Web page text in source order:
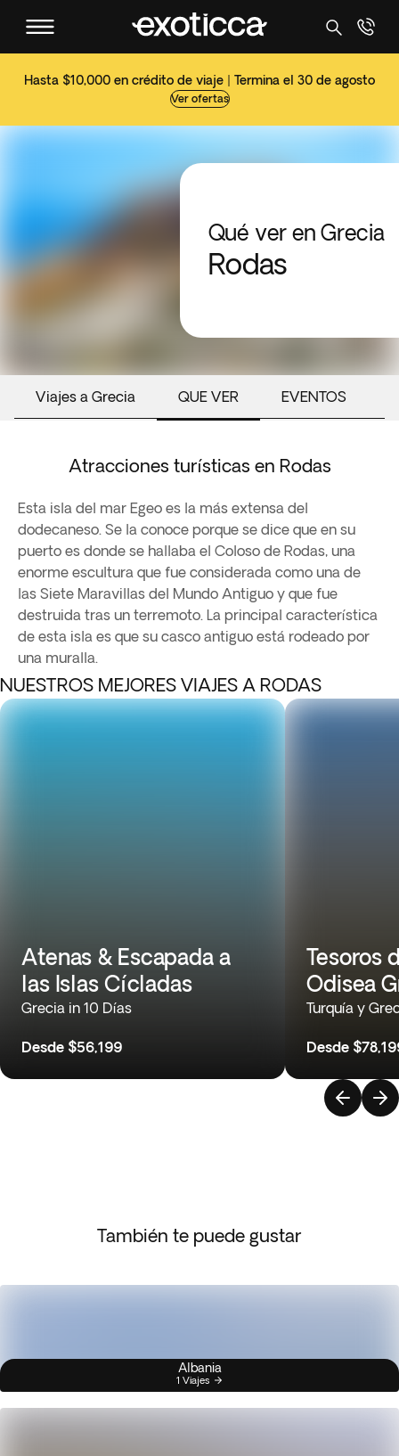
Hasta $10,000 en crédito de viaje | Termina el 30 de agosto
Ver ofertas
Qué ver en Grecia
Rodas
Viajes a Grecia QUE VER EVENTOS
Atracciones turísticas en Rodas
Esta isla del mar Egeo es la más extensa del
dodecaneso. Se la conoce porque se dice que en su
puerto es donde se hallaba el Coloso de Rodas, una
enorme escultura que fue considerada como una de
las Siete Maravillas del Mundo Antiguo y que fue
destruida tras un terremoto. La principal característica
de esta isla es que su casco antiguo está rodeado por
una muralla.
NUESTROS MEJORES VIAJES A RODAS
Atenas & Escapada a
las Islas Cícladas
Grecia in 10 Días
Desde $56,199
Tesoros
Odisea
Turquía y
Desde
También te puede gustar
Albania
1 Viajes